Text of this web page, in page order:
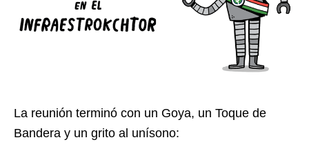
La reunión terminó con un Goya, un Toque de
Bandera y un grito al unísono: